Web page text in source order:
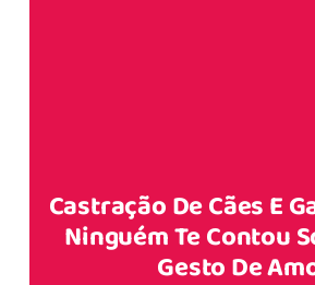
Castração De Cães E
Ninguém Te Contou
Gesto De